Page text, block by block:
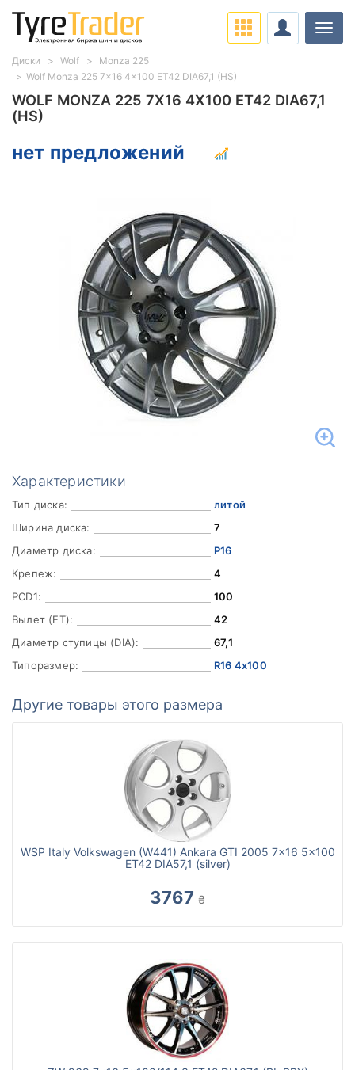
WOLF MONZA 225 7X16 4X100 ET42 DIA67,1
(HS)
нет предложений
Характеристики
Тип диска:
литой
Ширина диска:
7
Диаметр диска:
Р16
Крепеж:
4
PCD1:
100
Вылет (ET):
42
Диаметр ступицы (DIA):
67,1
Типоразмер:
R16 4x100
Другие товары этого размера
WSP Italy Volkswagen (W441) Ankara GTI 2005 7x16 5x100
ET42 DIA57,1 (silver)
3767 ₴
Диски Wolf
Monza 225
Wolf Monza 225 7x16 4x100 ET42 DIA67,1 (HS)